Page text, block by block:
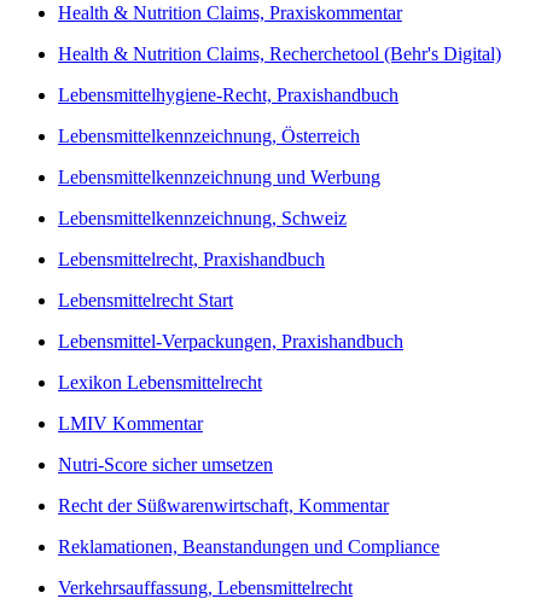
Health & Nutrition Claims, Praxiskommentar
Health & Nutrition Claims, Recherchetool (Behr's Digital)
Lebensmittelhygiene-Recht, Praxishandbuch
Lebensmittelkennzeichnung, Österreich
Lebensmittelkennzeichnung und Werbung
Lebensmittelkennzeichnung, Schweiz
Lebensmittelrecht, Praxishandbuch
Lebensmittelrecht Start
Lebensmittel-Verpackungen, Praxishandbuch
Lexikon Lebensmittelrecht
LMIV Kommentar
Nutri-Score sicher umsetzen
Recht der Süßwarenwirtschaft, Kommentar
Reklamationen, Beanstandungen und Compliance
Verkehrsauffassung, Lebensmittelrecht